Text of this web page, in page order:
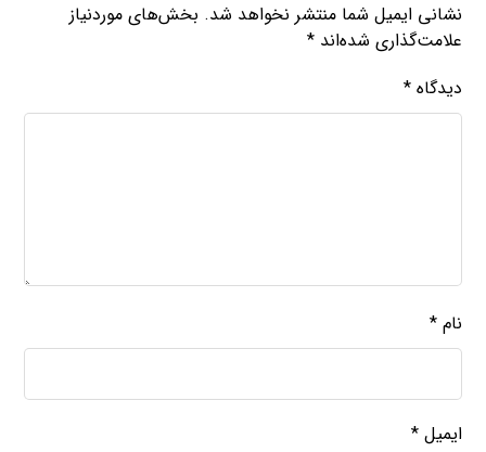
نشانی ایمیل شما منتشر نخواهد شد. بخش‌های موردنیاز
علامت‌گذاری شده‌اند*
دیدگاه*
نام*
ایمیل*